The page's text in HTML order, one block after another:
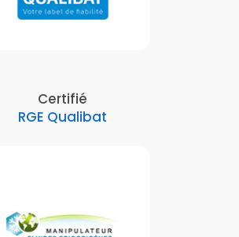
Certifié
RGE Qualibat